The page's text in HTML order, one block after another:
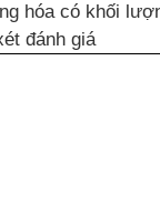
hóa có khối
đánh giá